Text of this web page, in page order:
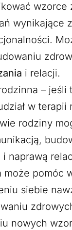
wzorce
wynikające
i relacji.
– jeśli
w terapii
rodziny
i naprawą
może pomóc
siebie
nowych